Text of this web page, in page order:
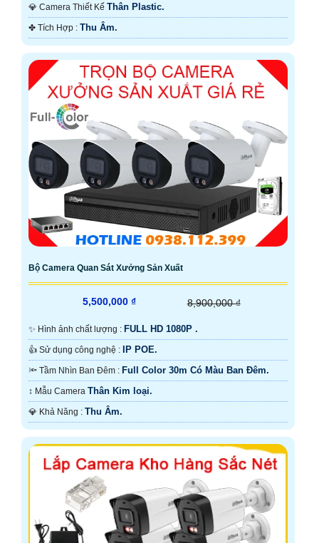
💎 Camera Thiết Kế Thân Plastic.
️✤ Tích Hợp : Thu Âm.
Bộ Camera Quan Sát Xưởng Sản Xuất
5,500,000 ₫ 8,900,000 ₫
✨ Hình ảnh chất lượng : FULL HD 1080P .
👍 Sử dụng công nghệ : IP POE.
🔦 Tầm Nhìn Ban Đêm : Full Color 30m Có Màu Ban Ðêm.
↕️ Mẫu Camera Thân Kim loại.
️💎 Khả Năng : Thu Âm.